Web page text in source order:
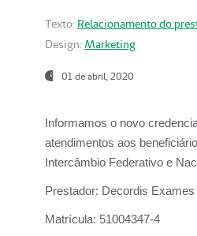
Texto: Relacionamento do
Design: Marketing
01 de abril, 2020
Informamos o novo
atendimentos aos
Intercâmbio Federativo e
Prestador: Decordis
Matrícula: 51004347-4